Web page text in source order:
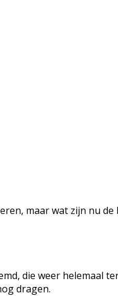
maar wat zijn nu
die weer helemaal
dragen.